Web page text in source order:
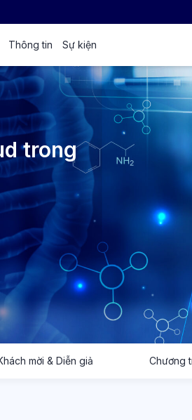
Thông tin Sự kiện
trong
mời & Diễn giả Chương